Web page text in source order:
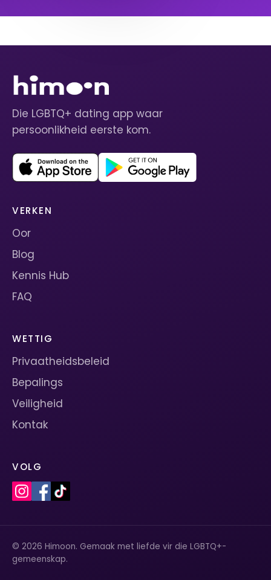
Die LGBTQ+ dating app waar
persoonlikheid eerste kom.
VERKEN
Oor
Blog
Kennis Hub
FAQ
WETTIG
Privaatheidsbeleid
Bepalings
Veiligheid
Kontak
VOLG
© 2026 Himoon. Gemaak met liefde vir die LGBTQ+-
gemeenskap.